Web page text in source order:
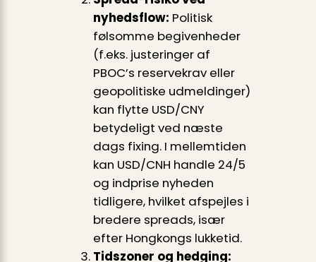
nyhedsflow: Politisk
følsomme begivenheder
(f.eks. justeringer af
PBOC’s reservekrav eller
geopolitiske udmeldinger)
kan flytte USD/CNY
betydeligt ved næste
dags fixing. I mellemtiden
kan USD/CNH handle 24/5
og indprise nyheden
tidligere, hvilket afspejles i
bredere spreads, især
efter Hongkongs lukketid.
Tidszoner og hedging: